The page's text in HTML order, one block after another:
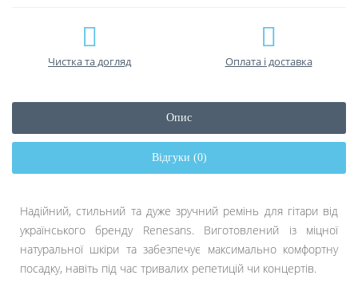
Чистка та догляд Оплата і доставка
Опис
Відгуки (0)
Надійний, стильний та дуже зручний ремінь для гітари від
українського бренду Renesans. Виготовлений із міцної
натуральної шкіри та забезпечує максимально комфортну
посадку, навіть під час тривалих репетицій чи концертів.